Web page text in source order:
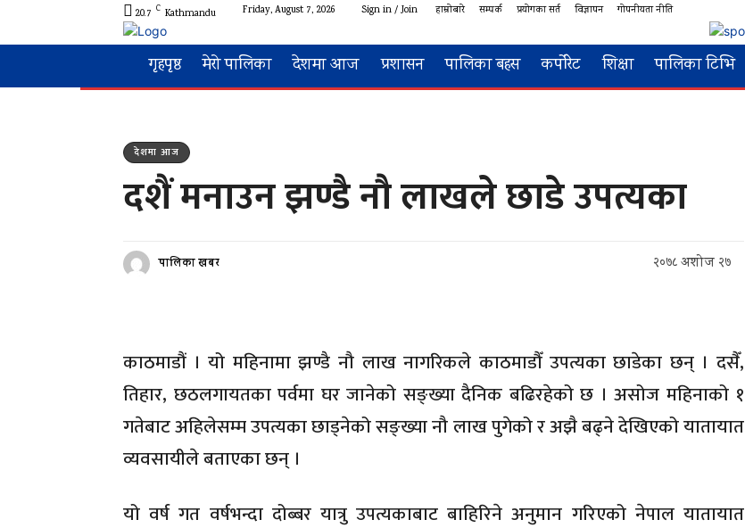
20.7 C Kathmandu Friday, August 7, 2026 Sign in / Join हाम्रोबारे सम्पर्क प्रयोगका सर्त विज्ञापन गोपनीयता नीति
गृहपृष्ठ मेरो पालिका देशमा आज प्रशासन पालिका बहस कर्पोरेट शिक्षा पालिका टिभि
देशमा आज
दशैं मनाउन झण्डै नौ लाखले छाडे उपत्यका
पालिका खबर २०७८ अशोज २७
काठमाडौं । यो महिनामा झण्डै नौ लाख नागरिकले काठमाडौँ उपत्यका छाडेका छन् । दसैँ,
तिहार, छठलगायतका पर्वमा घर जानेको सङ्ख्या दैनिक बढिरहेको छ । असोज महिनाको १
गतेबाट अहिलेसम्म उपत्यका छाड्नेको सङ्ख्या नौ लाख पुगेको र अझै बढ्ने देखिएको यातायात
व्यवसायीले बताएका छन् ।
यो वर्ष गत वर्षभन्दा दोब्बर यात्रु उपत्यकाबाट बाहिरिने अनुमान गरिएको नेपाल यातायात